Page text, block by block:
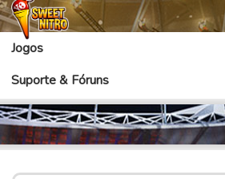
Jogos
Suporte & Fóruns